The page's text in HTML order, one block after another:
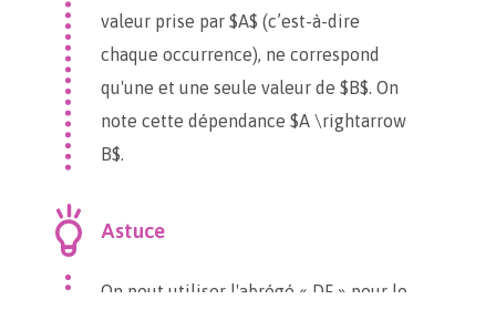
valeur prise par $A$ (c’est-à-dire
chaque occurrence), ne correspond
qu'une et une seule valeur de $B$. On
note cette dépendance $A \rightarrow
B$.
Astuce
On peut utiliser l'abrégé « DF » pour le